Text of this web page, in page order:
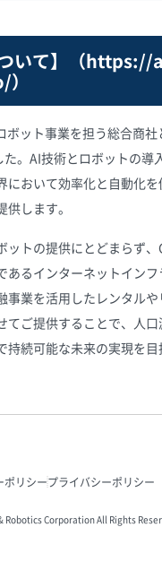
いて】（https://
）
ボット事業を担う総合商
。AI技術とロボットの導
において効率化と自動化
します。
トの提供にとどまらず、
あるインターネットイン
事業を活用したレンタルや
てご提供することで、人
続可能な未来の実現を目
ポリシープライバシーポリシー
Robotics Corporation All Rights